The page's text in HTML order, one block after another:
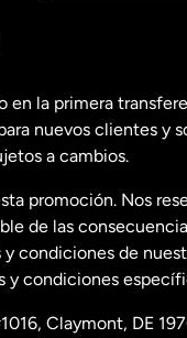
Estados Unidos
Estados
Francia
en la primera
nuevos clientes y
a cambios.
promoción. Nos
de las
condiciones de
y condiciones
Claymont, DE